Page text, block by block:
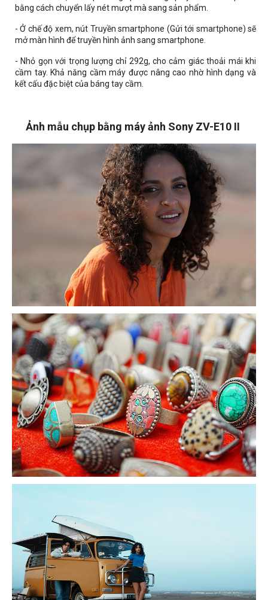
bằng cách chuyển lấy nét mượt mà sang sản phẩm.
- Ở chế độ xem, nút Truyền smartphone (Gửi tới smartphone) sẽ
mở màn hình để truyền hình ảnh sang smartphone.
- Nhỏ gọn với trọng lượng chỉ 292g, cho cảm giác thoải mái khi
cầm tay. Khả năng cầm máy được nâng cao nhờ hình dạng và
kết cấu đặc biệt của báng tay cầm.
Ảnh mẫu chụp bằng máy ảnh Sony ZV-E10 II